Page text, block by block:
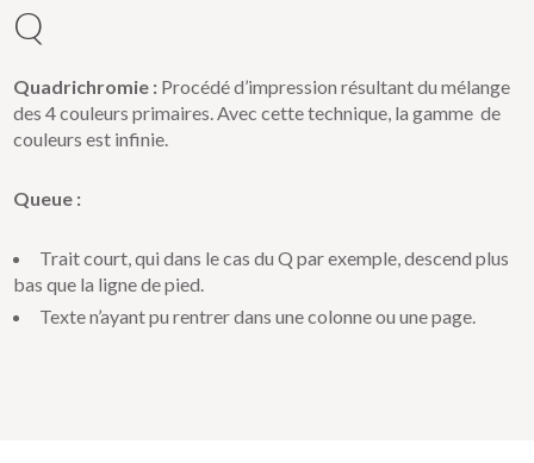
Q
Quadrichromie : Procédé d’impression résultant du mélange
des 4 couleurs primaires. Avec cette technique, la gamme de
couleurs est infinie.
Queue :
Trait court, qui dans le cas du Q par exemple, descend plus
bas que la ligne de pied.
Texte n’ayant pu rentrer dans une colonne ou une page.